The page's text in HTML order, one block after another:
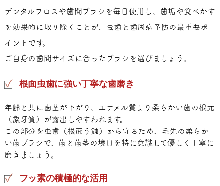
デンタルフロスや歯間ブラシを毎日使用し、歯垢や食べかす
を効果的に取り除くことが、虫歯と歯周病予防の最重要ポ
イントです。
ご自身の歯間サイズに合ったブラシを選びましょう。
根面虫歯に強い丁寧な歯磨き
年齢と共に歯茎が下がり、エナメル質より柔らかい歯の根元
（象牙質）が露出しやすわれます。
この部分を虫歯（根面う蝕）から守るため、毛先の柔らか
い歯ブラシで、歯と歯茎の境目を特に意識して優しく丁寧に
磨きましょう。
フッ素の積極的な活用